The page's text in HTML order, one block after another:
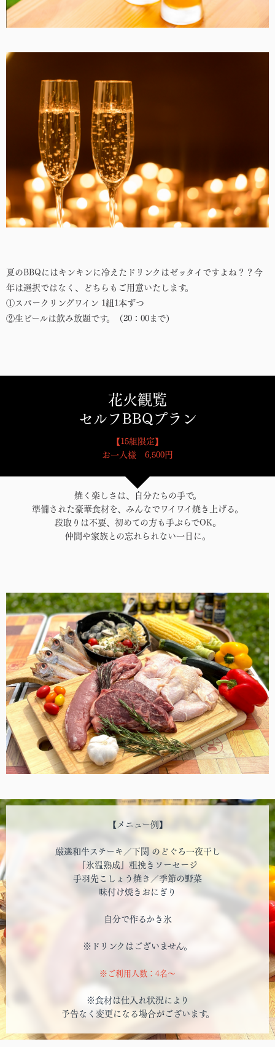
夏のBBQにはキンキンに冷えたドリンクはゼッタイですよね？？今
年は選択ではなく、どちらもご用意いたします。
①スパークリングワイン 1組1本ずつ
②生ビールは飲み放題です。（20：00まで）
花火観覧
セルフBBQプラン
【15組限定】
お一人様 6,500円
焼く楽しさは、自分たちの手で。
準備された豪華食材を、みんなでワイワイ焼き上げる。
段取りは不要、初めての方も手ぶらでOK。
仲間や家族との忘れられない一日に。
【メニュー例】
厳選和牛ステーキ／下関 のどぐろ一夜干し
『氷温熟成』粗挽きソーセージ
手羽先こしょう焼き／季節の野菜
味付け焼きおにぎり
自分で作るかき氷
※ドリンクはございません。
※ご利用人数：4名～
※食材は仕入れ状況により
予告なく変更になる場合がございます。